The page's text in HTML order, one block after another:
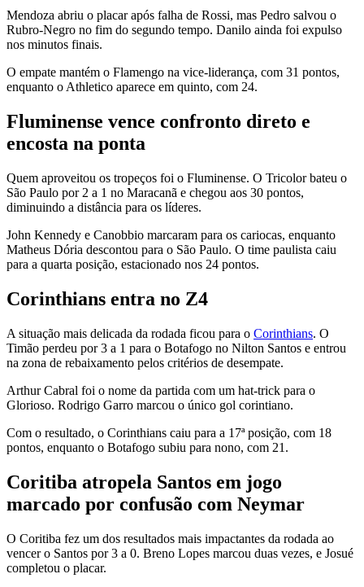
Mendoza abriu o placar após falha de Rossi, mas Pedro salvou o
Rubro-Negro no fim do segundo tempo. Danilo ainda foi expulso
nos minutos finais.
O empate mantém o Flamengo na vice-liderança, com 31 pontos,
enquanto o Athletico aparece em quinto, com 24.
Fluminense vence confronto direto e
encosta na ponta
Quem aproveitou os tropeços foi o Fluminense. O Tricolor bateu o
São Paulo por 2 a 1 no Maracanã e chegou aos 30 pontos,
diminuindo a distância para os líderes.
John Kennedy e Canobbio marcaram para os cariocas, enquanto
Matheus Dória descontou para o São Paulo. O time paulista caiu
para a quarta posição, estacionado nos 24 pontos.
Corinthians entra no Z4
A situação mais delicada da rodada ficou para o Corinthians. O
Timão perdeu por 3 a 1 para o Botafogo no Nilton Santos e entrou
na zona de rebaixamento pelos critérios de desempate.
Arthur Cabral foi o nome da partida com um hat-trick para o
Glorioso. Rodrigo Garro marcou o único gol corintiano.
Com o resultado, o Corinthians caiu para a 17ª posição, com 18
pontos, enquanto o Botafogo subiu para nono, com 21.
Coritiba atropela Santos em jogo
marcado por confusão com Neymar
O Coritiba fez um dos resultados mais impactantes da rodada ao
vencer o Santos por 3 a 0. Breno Lopes marcou duas vezes, e Josué
completou o placar.